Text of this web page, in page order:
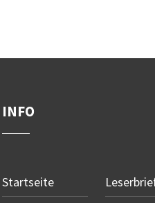
INFO
Startseite